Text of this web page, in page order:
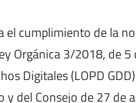
el cumplimiento de la
Orgánica 3/2018, de
Digitales (LOPD
del Consejo de 27 de